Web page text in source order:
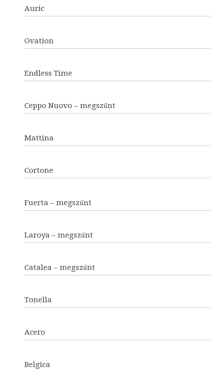
Auric
Ovation
Endless Time
Ceppo Nuovo – megszűnt
Mattina
Cortone
Fuerta – megszűnt
Laroya – megszűnt
Catalea – megszűnt
Tonella
Acero
Belgica